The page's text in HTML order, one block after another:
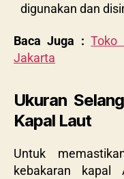
digunakan dan
Baca Juga : Toko
Jakarta
Ukuran
Kapal Laut
Untuk
kebakaran kapal